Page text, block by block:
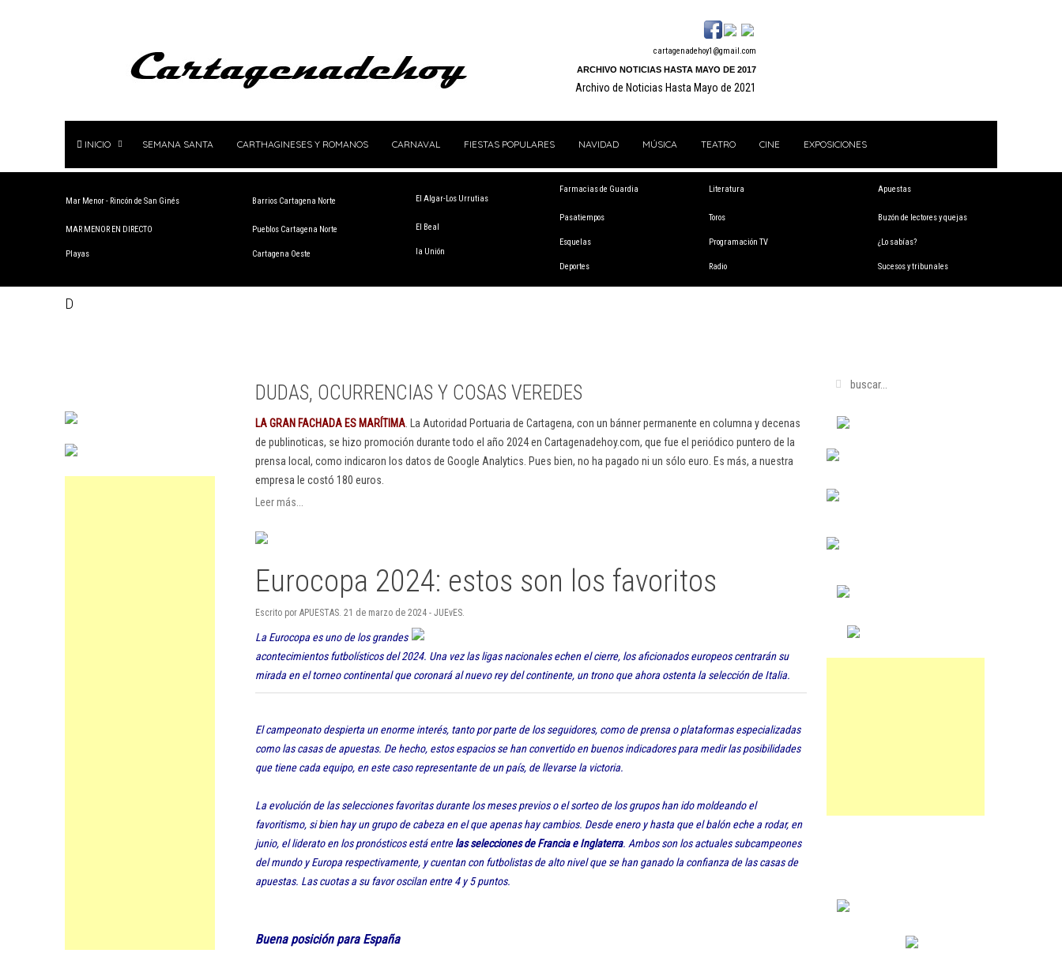
cartagenadehoy1@gmail.com
ARCHIVO NOTICIAS HASTA MAYO DE 2017
Archivo de Noticias Hasta Mayo de 2021
INICIO SEMANA SANTA CARTHAGINESES Y ROMANOS CARNAVAL FIESTAS POPULARES NAVIDAD MÚSICA TEATRO CINE EXPOSICIONES
Mar Menor - Rincón de San Ginés
MAR MENOR EN DIRECTO
Playas
Barrios Cartagena Norte
Pueblos Cartagena Norte
Cartagena Oeste
El Algar-Los Urrutias
El Beal
la Unión
Farmacias de Guardia
Pasatiempos
Esquelas
Deportes
Literatura
Toros
Programación TV
Radio
Apuestas
Buzón de lectores y quejas
¿Lo sabías?
Sucesos y tribunales
D
DUDAS, OCURRENCIAS Y COSAS VEREDES
LA GRAN FACHADA ES MARÍTIMA . La Autoridad Portuaria de Cartagena, con un bánner permanente en columna y decenas
de publinoticas, se hizo promoción durante todo el año 2024 en Cartagenadehoy.com, que fue el periódico puntero de la
prensa local, como indicaron los datos de Google Analytics. Pues bien, no ha pagado ni un sólo euro. Es más, a nuestra
empresa le costó 180 euros.
Leer más...
Eurocopa 2024: estos son los favoritos
Escrito por APUESTAS. 21 de marzo de 2024 - JUEvES.
La Eurocopa es uno de los grandes
acontecimientos futbolísticos del 2024. Una vez las ligas nacionales echen el cierre, los aficionados europeos centrarán su
mirada en el torneo continental que coronará al nuevo rey del continente, un trono que ahora ostenta la selección de Italia.
El campeonato despierta un enorme interés, tanto por parte de los seguidores, como de prensa o plataformas especializadas
como las casas de apuestas. De hecho, estos espacios se han convertido en buenos indicadores para medir las posibilidades
que tiene cada equipo, en este caso representante de un país, de llevarse la victoria.
La evolución de las selecciones favoritas durante los meses previos o el sorteo de los grupos han ido moldeando el
favoritismo, si bien hay un grupo de cabeza en el que apenas hay cambios. Desde enero y hasta que el balón eche a rodar, en
junio, el liderato en los pronósticos está entrelas selecciones de Francia e Inglaterra. Ambos son los actuales subcampeones
del mundo y Europa respectivamente, y cuentan con futbolistas de alto nivel que se han ganado la confianza de las casas de
apuestas. Las cuotas a su favor oscilan entre 4 y 5 puntos.
Buena posición para España